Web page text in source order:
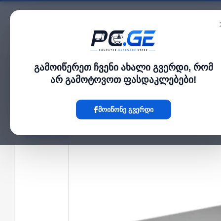
გამოიწერეთ ჩვენი ახალი გვერდი, რომ
არ გამოტოვოთ ფასდაკლებები!
მოიწონე გვერდი
კატალოგი
მთავარი›UPS / უწყვეტი კვება ›უწყვეტი კვების წყარო (UPS) - 1500VA/